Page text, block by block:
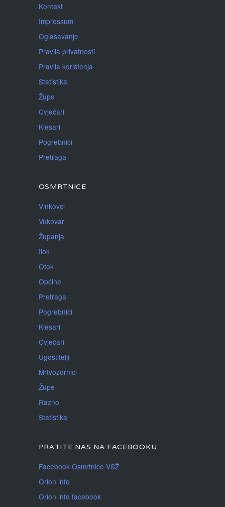
Kontakt
Impressum
Oglašavanje
Pravila privatnosti
Pravila korištenja
Statistika
Župe
Cvjećari
Klesari
Pogrebnici
Pretraga
OSMRTNICE
Vinkovci
Vukovar
Županja
Ilok
Otok
Općine
Pretraga
Pogrebnici
Klesari
Cvjećari
Ugostitelji
Mrtvozornici
Župe
Razno
Statistika
PRATITE NAS NA FACEBOOKU
Facebook Osmrtnice VSŽ
Orion info
Orion info facebook